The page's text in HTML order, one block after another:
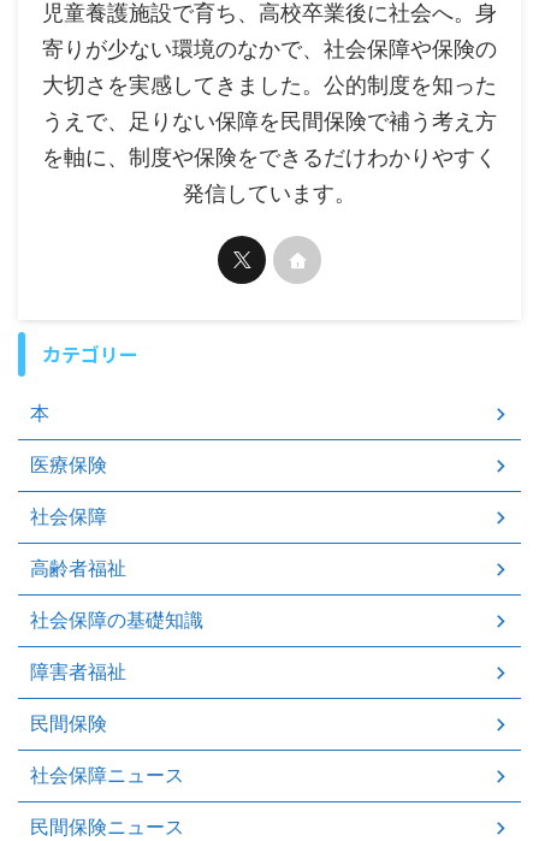
児童養護施設で育ち、高校卒業後に社会へ。身
寄りが少ない環境のなかで、社会保障や保険の
大切さを実感してきました。公的制度を知った
うえで、足りない保障を民間保険で補う考え方
を軸に、制度や保険をできるだけわかりやすく
発信しています。
カテゴリー
本
医療保険
社会保障
高齢者福祉
社会保障の基礎知識
障害者福祉
民間保険
社会保障ニュース
民間保険ニュース